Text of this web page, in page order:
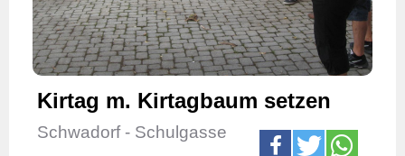
Kirtag m. Kirtagbaum setzen
Schwadorf - Schulgasse